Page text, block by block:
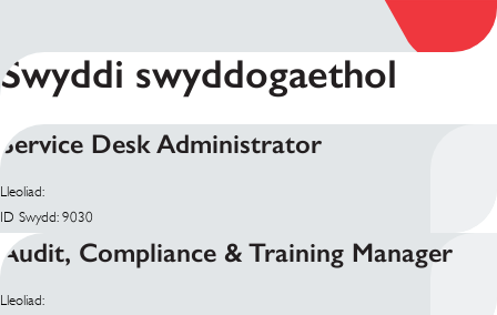
Swyddi swyddogaethol
Service Desk Administrator
Lleoliad:
ID Swydd: 9030
Audit, Compliance & Training Manager
Lleoliad: